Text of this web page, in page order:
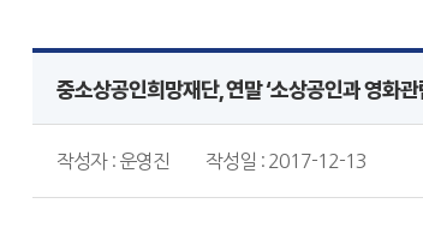
중소상공인희망재단, 연말 ‘소상공인과 영화관
작성자 : 운영진 작성일 : 2017-12-13